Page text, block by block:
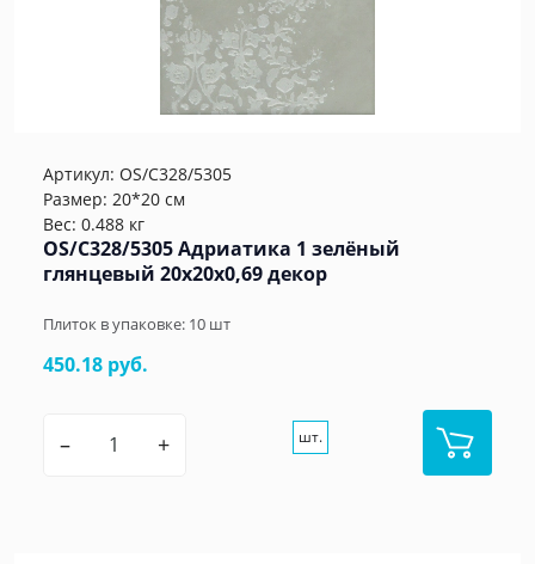
Артикул: OS/C328/5305
Размер: 20*20 см
Вес: 0.488 кг
OS/C328/5305 Адриатика 1 зелёный
глянцевый 20x20x0,69 декор
Плиток в упаковке: 10 шт
450.18 руб.
– + шт.